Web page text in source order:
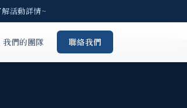
動詳情~
我們的團隊 聯絡我們